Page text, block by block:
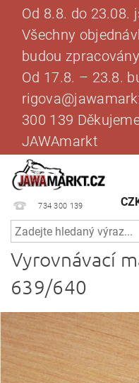
Od 8.8. do 23.08.
Všechny
budou
Od 17.8. – 23.8.
300 139
JAWAmarkt
734 300 139
Vyrovnávací
639/640